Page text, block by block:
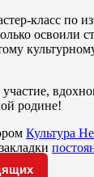
класс по
освоили
родине!
Культура